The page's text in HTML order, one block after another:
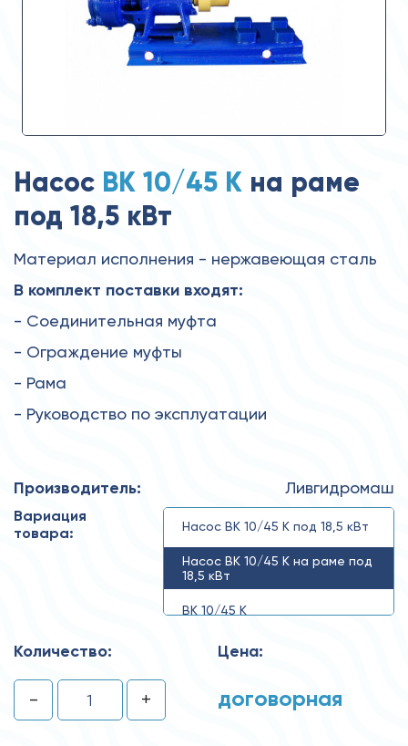
Насос ВК 10/45 К на раме
под 18,5 кВт
Материал исполнения - нержавеющая сталь
В комплект поставки входят:
- Соединительная муфта
- Ограждение муфты
- Рама
- Руководство по эксплуатации
Производитель: Ливгидромаш
Вариация
товара:
Насос ВК 10/45 К под 18,5 кВт
Насос ВК 10/45 К на раме под
18,5 кВт
ВК 10/45 К
Количество:
- +
Цена:
договорная